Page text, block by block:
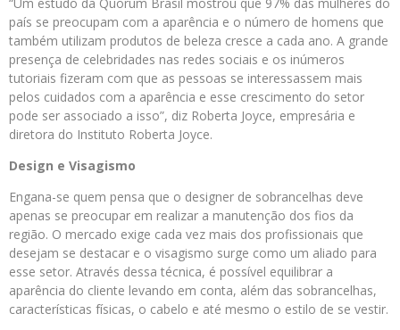
país se preocupam com a aparência e o número de homens que
também utilizam produtos de beleza cresce a cada ano. A grande
presença de celebridades nas redes sociais e os inúmeros
tutoriais fizeram com que as pessoas se interessassem mais
pelos cuidados com a aparência e esse crescimento do setor
pode ser associado a isso”, diz Roberta Joyce, empresária e
diretora do Instituto Roberta Joyce.
Design e Visagismo
Engana-se quem pensa que o designer de sobrancelhas deve
apenas se preocupar em realizar a manutenção dos fios da
região. O mercado exige cada vez mais dos profissionais que
desejam se destacar e o visagismo surge como um aliado para
esse setor. Através dessa técnica, é possível equilibrar a
aparência do cliente levando em conta, além das sobrancelhas,
características físicas, o cabelo e até mesmo o estilo de se vestir.